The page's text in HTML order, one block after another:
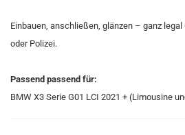
Einbauen, anschließen, glänzen – ganz
oder Polizei.
Passend passend für:
BMW X3 Serie G01 LCI 2021 + (Limousine